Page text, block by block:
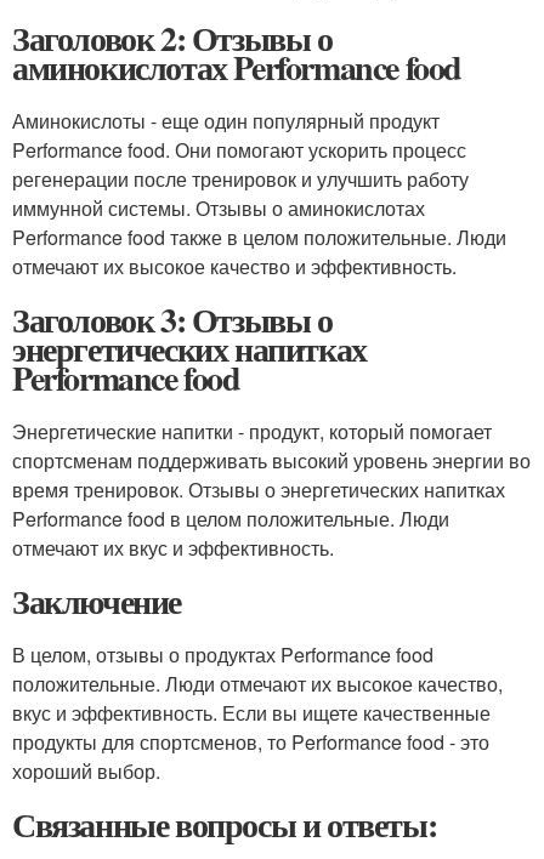
Заголовок 2: Отзывы о
аминокислотах Performance food
Аминокислоты - еще один популярный продукт
Performance food. Они помогают ускорить процесс
регенерации после тренировок и улучшить работу
иммунной системы. Отзывы о аминокислотах
Performance food также в целом положительные. Люди
отмечают их высокое качество и эффективность.
Заголовок 3: Отзывы о
энергетических напитках
Performance food
Энергетические напитки - продукт, который помогает
спортсменам поддерживать высокий уровень энергии во
время тренировок. Отзывы о энергетических напитках
Performance food в целом положительные. Люди
отмечают их вкус и эффективность.
Заключение
В целом, отзывы о продуктах Performance food
положительные. Люди отмечают их высокое качество,
вкус и эффективность. Если вы ищете качественные
продукты для спортсменов, то Performance food - это
хороший выбор.
Связанные вопросы и ответы: